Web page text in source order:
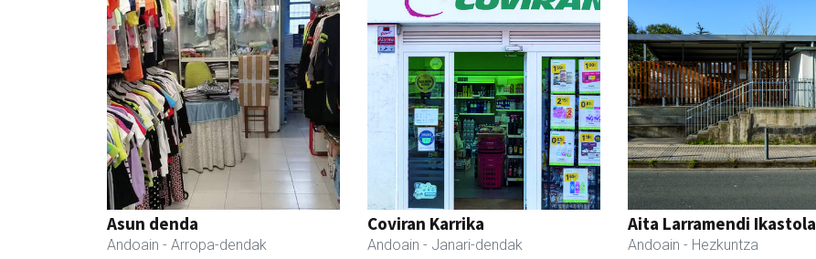
Asun denda
Andoain - Arropa-dendak
Coviran Karrika
Andoain - Janari-dendak
Aita Larramendi Ikastola
Andoain - Hezkuntza